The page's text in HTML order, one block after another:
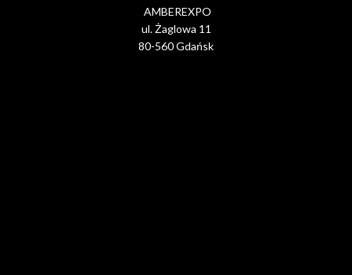
AMBEREXPO
ul. Żaglowa 11
80-560 Gdańsk